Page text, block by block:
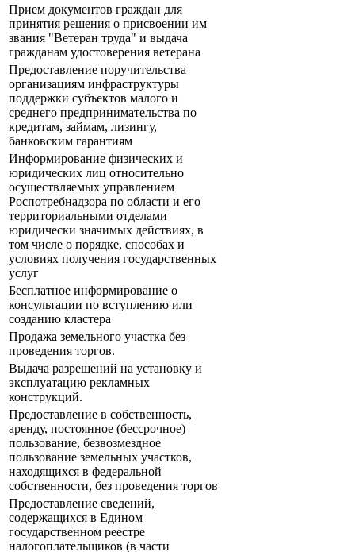
Прием документов граждан для
принятия решения о присвоении им
звания "Ветеран труда" и выдача
гражданам удостоверения ветерана
Предоставление поручительства
организациям инфраструктуры
поддержки субъектов малого и
среднего предпринимательства по
кредитам, займам, лизингу,
банковским гарантиям
Информирование физических и
юридических лиц относительно
осуществляемых управлением
Роспотребнадзора по области и его
территориальными отделами
юридически значимых действиях, в
том числе о порядке, способах и
условиях получения государственных
услуг
Бесплатное информирование о
консультации по вступлению или
созданию кластера
Продажа земельного участка без
проведения торгов.
Выдача разрешений на установку и
эксплуатацию рекламных
конструкций.
Предоставление в собственность,
аренду, постоянное (бессрочное)
пользование, безвозмездное
пользование земельных участков,
находящихся в федеральной
собственности, без проведения торгов
Предоставление сведений,
содержащихся в Едином
государственном реестре
налогоплательщиков (в части